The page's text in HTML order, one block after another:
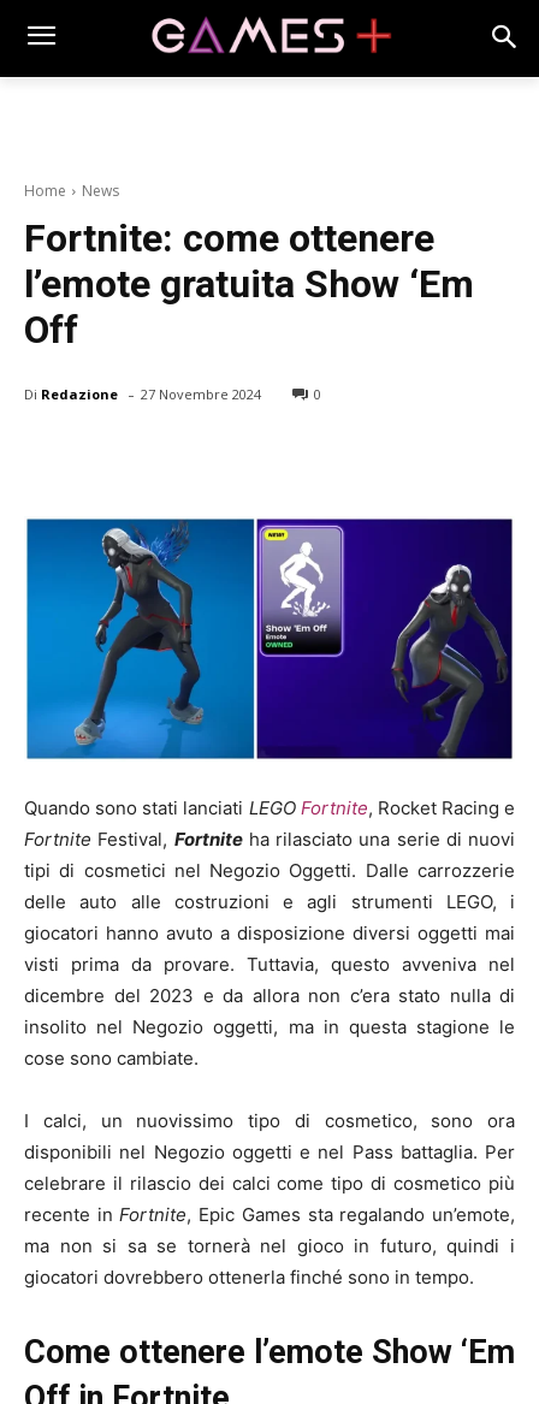
Home News
Fortnite: come ottenere
l’emote gratuita Show ‘Em
Off
Di Redazione - 27 Novembre 2024 0
Quando sono stati lanciati LEGO Fortnite, Rocket Racing e
Fortnite Festival, Fortniteha rilasciato una serie di nuovi
tipi di cosmetici nel Negozio Oggetti. Dalle carrozzerie
delle auto alle costruzioni e agli strumenti LEGO, i
giocatori hanno avuto a disposizione diversi oggetti mai
visti prima da provare. Tuttavia, questo avveniva nel
dicembre del 2023 e da allora non c’era stato nulla di
insolito nel Negozio oggetti, ma in questa stagione le
cose sono cambiate.
I calci, un nuovissimo tipo di cosmetico, sono ora
disponibili nel Negozio oggetti e nel Pass battaglia. Per
celebrare il rilascio dei calci come tipo di cosmetico più
recente inFortnite, Epic Games sta regalando un’emote,
ma non si sa se tornerà nel gioco in futuro, quindi i
giocatori dovrebbero ottenerla finché sono in tempo.
Come ottenere l’emote Show ‘Em